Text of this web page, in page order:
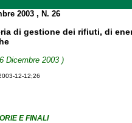
2003 , N. 26
di gestione dei rifiuti, di
Dicembre 2003 )
12-12;26
E FINALI